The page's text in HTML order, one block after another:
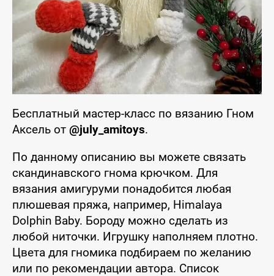
Бесплатный мастер-класс по вязанию Гном
Аксель от @july_amitoys.
По данному описанию вы можете связать
скандинавского гнома крючком. Для
вязания амигуруми понадобится любая
плюшевая пряжа, например, Himalaya
Dolphin Baby. Бороду можно сделать из
любой ниточки. Игрушку наполняем плотно.
Цвета для гномика подбираем по желанию
или по рекомендации автора. Список